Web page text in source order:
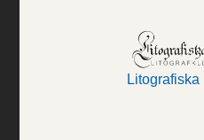
Litografiska